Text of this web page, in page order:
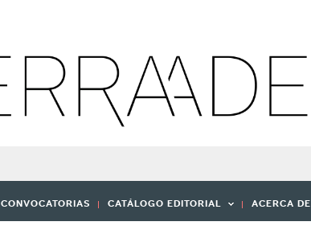
CONVOCATORIAS CATÁLOGO EDITORIAL ACERCA DE